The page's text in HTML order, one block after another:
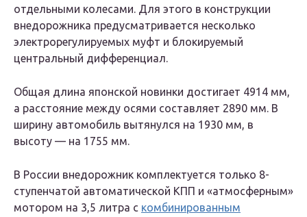
отдельными колесами. Для этого в конструкции
внедорожника предусматривается несколько
электрорегулируемых муфт и блокируемый
центральный дифференциал.
Общая длина японской новинки достигает 4914 мм,
а расстояние между осями составляет 2890 мм. В
ширину автомобиль вытянулся на 1930 мм, в
высоту — на 1755 мм.
В России внедорожник комплектуется только 8-
ступенчатой автоматической КПП и «атмосферным»
мотором на 3,5 литра с комбинированным